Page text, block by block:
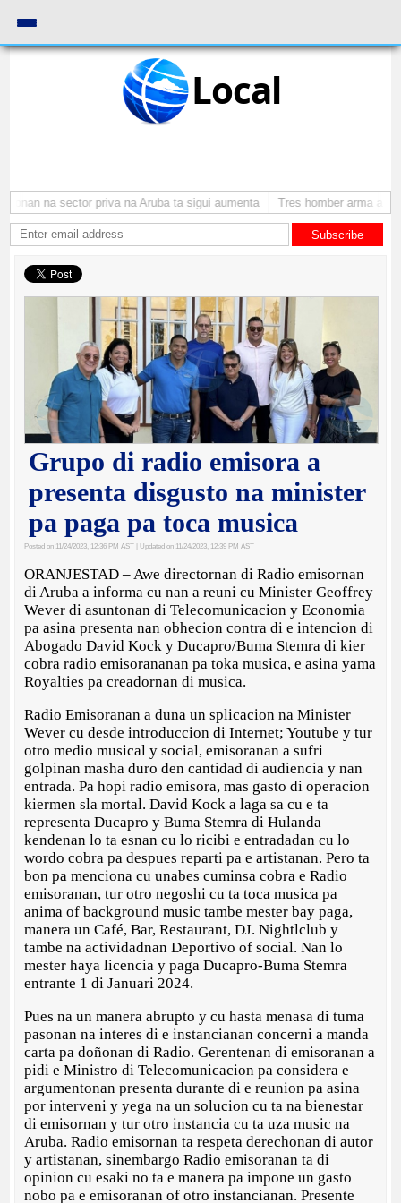
Local
na sector priva na Aruba ta sigui aumenta Tres homber arma a
Subscribe
Grupo di radio emisora a
presenta disgusto na minister
pa paga pa toca musica
Posted on 11/24/2023, 12:36 PM AST | Updated on 11/24/2023, 12:39 PM AST
ORANJESTAD – Awe directornan di Radio emisornan
di Aruba a informa cu nan a reuni cu Minister Geoffrey
Wever di asuntonan di Telecomunicacion y Economia
pa asina presenta nan obhecion contra di e intencion di
Abogado David Kock y Ducapro/Buma Stemra di kier
cobra radio emisorananan pa toka musica, e asina yama
Royalties pa creadornan di musica.
Radio Emisoranan a duna un splicacion na Minister
Wever cu desde introduccion di Internet; Youtube y tur
otro medio musical y social, emisoranan a sufri
golpinan masha duro den cantidad di audiencia y nan
entrada. Pa hopi radio emisora, mas gasto di operacion
kiermen sla mortal. David Kock a laga sa cu e ta
representa Ducapro y Buma Stemra di Hulanda
kendenan lo ta esnan cu lo ricibi e entradadan cu lo
wordo cobra pa despues reparti pa e artistanan. Pero ta
bon pa menciona cu unabes cuminsa cobra e Radio
emisoranan, tur otro negoshi cu ta toca musica pa
anima of background music tambe mester bay paga,
manera un Café, Bar, Restaurant, DJ. Nightlclub y
tambe na actividadnan Deportivo of social. Nan lo
mester haya licencia y paga Ducapro-Buma Stemra
entrante 1 di Januari 2024.
Pues na un manera abrupto y cu hasta menasa di tuma
pasonan na interes di e instancianan concerni a manda
carta pa doñonan di Radio. Gerentenan di emisoranan a
pidi e Ministro di Telecomunicacion pa considera e
argumentonan presenta durante di e reunion pa asina
por interveni y yega na un solucion cu ta na bienestar
di emisornan y tur otro instancia cu ta uza music na
Aruba. Radio emisornan ta respeta derechonan di autor
y artistanan, sinembargo Radio emisoranan ta di
opinion cu esaki no ta e manera pa impone un gasto
nobo pa e emisoranan of otro instancianan. Presente